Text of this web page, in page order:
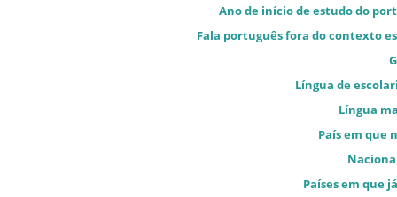
Ano de início de estudo do
Fala português fora do contexto
Língua de
Língua
País em que
Países em que